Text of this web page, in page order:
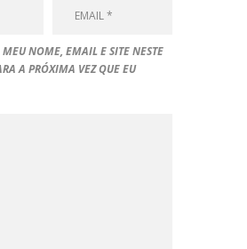
MEU NOME, EMAIL E SITE NESTE
A PRÓXIMA VEZ QUE EU